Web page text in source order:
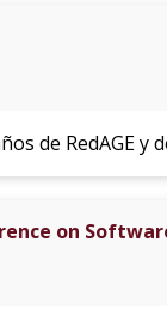
de RedAGE y
on